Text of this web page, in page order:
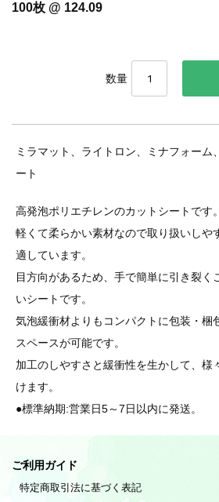
100枚 @ 124.09
数量
ミラマット、ライトロン、ミナフォーム
ート
高発泡ポリエチレンのカットシートです。
軽くて柔らかい素材なので取り扱いしや
適しています。
目方向があるため、手で簡単に引き裂く
いシートです。
気泡緩衝材よりもコンパクトに包装・梱
スペースが可能です。
加工のしやすさと緩衝性を生かして、様
けます。
●標準納期:営業日5～7日以内に発送。
ご利用ガイド
特定商取引法に基づく表記